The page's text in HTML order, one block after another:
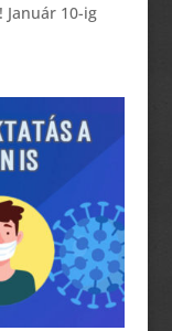
Január 10-ig